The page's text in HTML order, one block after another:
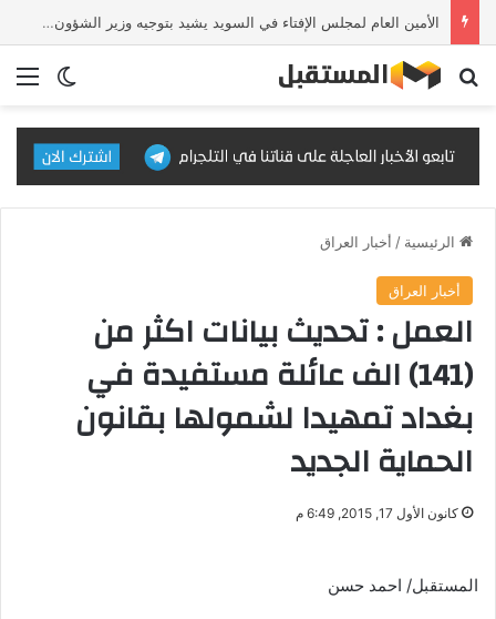
الأمين العام لمجلس الإفتاء في السويد يشيد بتوجيه وزير الشؤون الإسلامية لضبط الخطاب الدعوي
الوضع بحث عن
الرئيسية / أخبار العراق
أخبار العراق
العمل : تحديث بيانات اكثر من
(141) الف عائلة مستفيدة في
بغداد تمهيدا لشمولها بقانون
الحماية الجديد
كانون الأول 17, 2015, 6:49 م
المستقبل/ احمد حسن